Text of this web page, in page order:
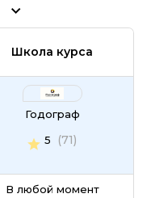
Школа курса
Годограф
5
(71)
В любой момент